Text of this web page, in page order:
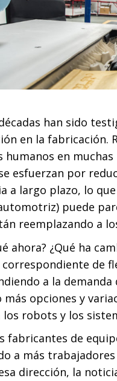
han sido
en la fabricación.
humanos en
esfuerzan por
a largo plazo, lo
puede
reemplazando a
ahora? ¿Qué ha
correspondiente de
a la
opciones y
los robots y los
fabricantes de
a más
dirección, la